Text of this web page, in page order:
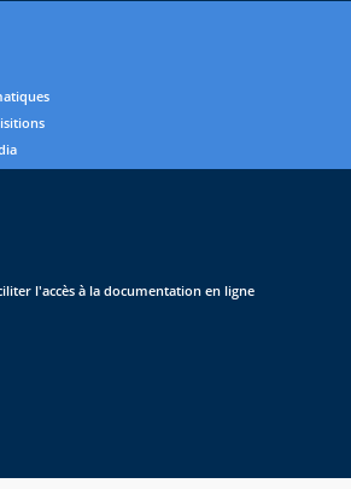
l'accès à la documentation en ligne